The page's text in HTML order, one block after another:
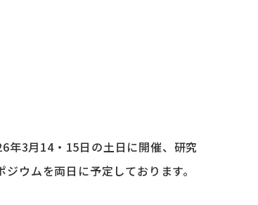
年3月14・15日の土日に開催、研究
ウムを両日に予定しております。